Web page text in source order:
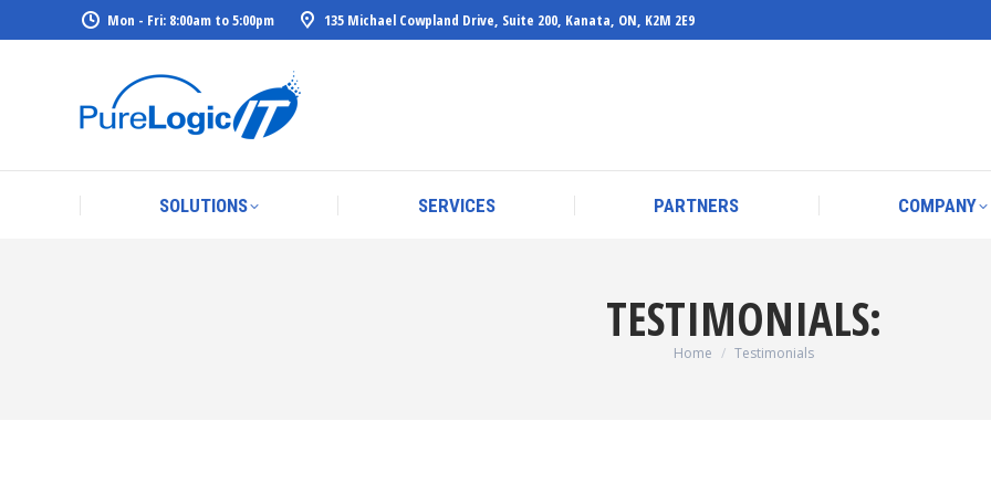
Mon - Fri: 8:00am to 5:00pm 135 Michael Cowpland Drive, Suite 200, Kanata, ON, K2M 2E9
SOLUTIONS SERVICES PARTNERS COMPANY
TESTIMONIALS:
You are here:
Home Testimonials
SOLUTIONS SERVICES PARTNERS COMPANY